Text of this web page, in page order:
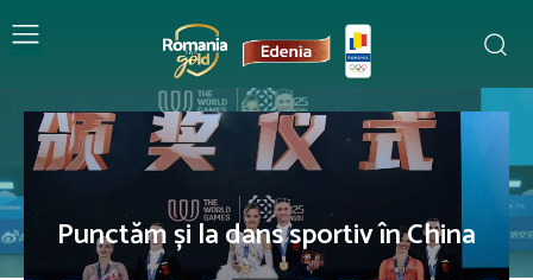
Punctăm și la dans sportiv în China